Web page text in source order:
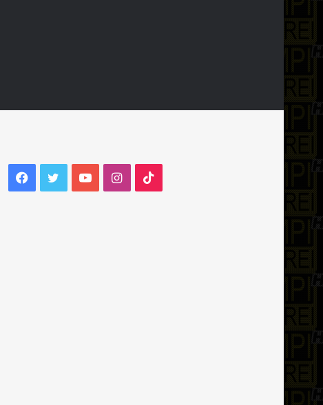
Facebook
TwitterYouTubeInstagram
TikTok